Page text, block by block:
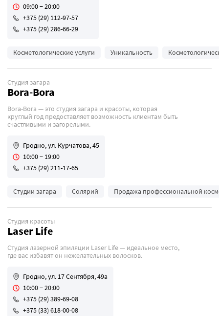
09:00 − 20:00
+375 (29) 112-97-57
+375 (29) 286-66-29
Косметологические услуги Уникальность
Студия загара
Bora-Bora
Bora-Bora — это студия загара и красоты, которая
круглый год предоставляет возможность клиентам быть
счастливыми и загорелыми.
Гродно, ул. Курчатова, 45
10:00 − 19:00
+375 (29) 211-17-65
Студии загара Солярий Продажа профессиональной
Студия красоты
Laser Life
Студия лазерной эпиляции Laser Life — идеальное место,
где вас избавят он нежелательных волосков.
Гродно, ул. 17 Сентября, 49а
10:00 − 20:00
+375 (29) 389-69-08
+375 (33) 618-00-08